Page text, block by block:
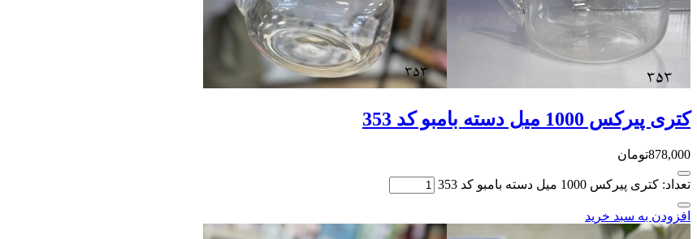
کتری پیرکس 1000 میل دسته بامبو کد 353
878,000تومان
تعداد: کتری پیرکس 1000 میل دسته بامبو کد 353
افزودن به سبد خرید